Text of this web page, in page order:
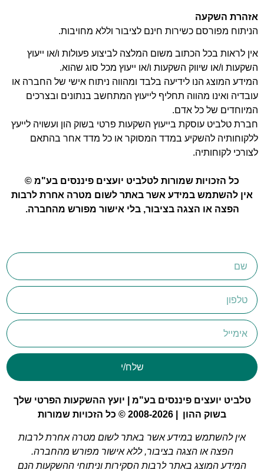
אזהרת השקעה
הניתוח מפורסם כשירות חינם לציבור וללא מחויבות.
אין לראות בכל הכתוב משום המלצה לביצוע פעולות ו/או ייעוץ
השקעות ו/או שיווק השקעות ו/או ייעוץ מכל סוג שהוא.
המידע המוצג הנו לידיעה בלבד ומהווה ניתוח אישי של החברה או
עובדיה ואינו מהווה תחליף לייעוץ המתחשב בנתונים ובצרכים
המיוחדים של כל אדם.
חברת טלביט עוסקת בייעוץ השקעות פרטי בשוק הון ועשויה לייעץ
ללקוחותיה להשקיע במדד המסוקר או כל מדד אחר בהתאם
לצורכי לקוחותיה.
כל הזכויות שמורות לטלביט יועצים פיננסים בע"מ ©
אין להשתמש במידע אשר באתר לשום מטרה אחרת לרבות
הפצה או הצגה בציבור, בלי אישור מפורש מהחברה.
שלח/י
טלביט יועצים פיננסים בע"מ | יועץ ההשקעות הפרטי שלך
בשוק ההון | 2008-2026 © כל הזכויות שמורות
אין להשתמש במידע אשר באתר לשום מטרה אחרת לרבות
הפצה או הצגה בציבור, ללא אישור מפורש מהחברה.
המידע המוצג באתר לרבות הסקירות וניתוחי ההשקעות הנם